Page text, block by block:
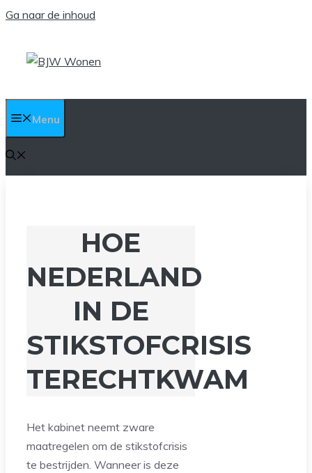
Ga naar de inhoud
Menu
HOE
NEDERLAND
IN DE
STIKSTOFCRISIS
TERECHTKWAM
Het kabinet neemt zware
maatregelen om de stikstofcrisis
te bestrijden. Wanneer is deze